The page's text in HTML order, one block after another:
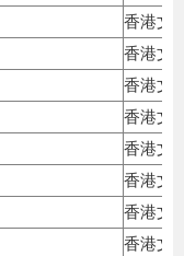
香港文
香港文
香港文
香港文
香港文
香港文
香港文
香港文